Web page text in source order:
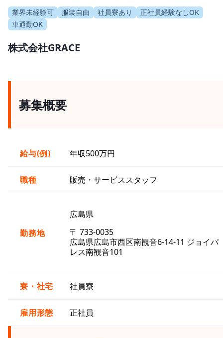
業界未経験可 服装自由 社員寮あり
正社員経験なしOK
車通勤OK
株式会社GRACE
募集概要
給与(例) 年収500万円
職種 販売・サービススタッフ
勤務地
広島県
〒 733-0035
広島県広島市西区南観音6-14-11 ジョイパ
レス南観音101
寮・社宅 社員寮
雇用形態 正社員